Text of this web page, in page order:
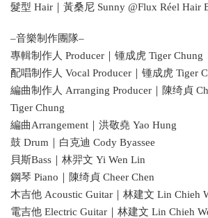
髮型 Hair｜黃桑尼 Sunny @Flux Réel Hair
–音樂制作團隊–
專輯制作人 Producer｜锺成虎 Tiger Chung
配唱制作人 Vocal Producer｜锺成虎 Tiger
編曲制作人 Arranging Producer｜陳绮貞
Tiger Chung
編曲Arrangement｜洪敬堯 Yao Hung
鼓 Drum｜白克迪 Cody Byassee
貝斯Bass｜林羿文 Yi Wen Lin
鋼琴 Piano｜陳绮貞 Cheer Chen
木吉他 Acoustic Guitar｜林建文 Lin Chieh
電吉他 Electric Guitar｜林建文 Lin Chieh